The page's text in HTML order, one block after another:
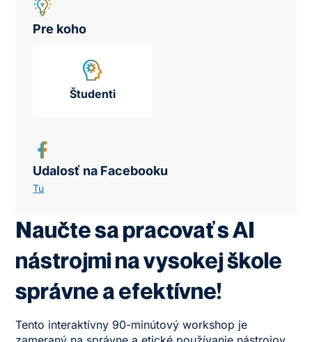
Pre koho
Študenti
Udalosť na Facebooku
Tu
Naučte sa pracovať s AI
nástrojmi na vysokej škole
správne a efektívne!
Tento interaktívny 90-minútový workshop je